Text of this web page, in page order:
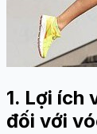
1. Lợi ích
đối với